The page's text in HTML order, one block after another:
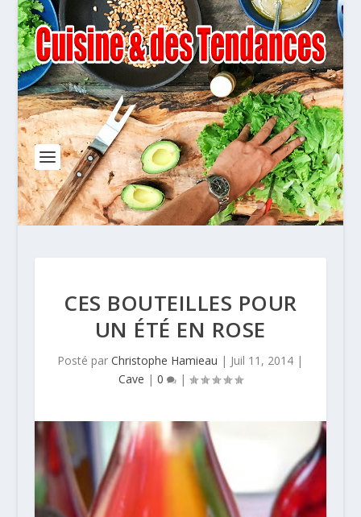
CES BOUTEILLES POUR
UN ÉTÉ EN ROSE
Posté parChristophe Hamieau | Juil 11, 2014 |
Cave | 0 |